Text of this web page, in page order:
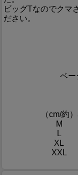
ビッグTなのでクマ
ださい。
ベー
（cm/約）
M
L
XL
XXL